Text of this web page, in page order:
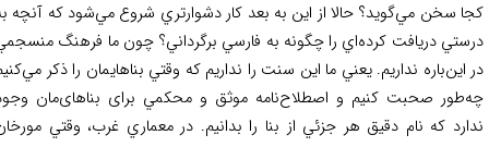
سخن مي‌گويد؟ حالا از اين به بعد كار دشوارتري شروع مي‌شود كه آنچه به
دريافت كرده‌اي را چگونه به فارسي برگرداني؟ چون ما فرهنگ منسجمي
اين‌باره نداريم. يعني ما اين سنت را نداريم كه وقتي بناهايمان را ذكر مي‌كنيم
صحبت كنيم و اصطلاح‌نامه موثق و محكمي برای بناهای‌مان وجود
که نام دقیق هر جزئي از بنا را بدانیم. در معماري غرب، وقتي مورخان